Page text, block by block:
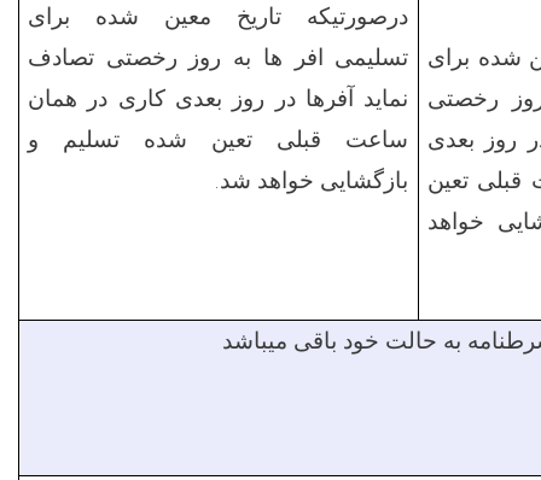
درصورتیکه تاریخ معین شده برای
تسلیمی افر ها به روز رخصتی تصادف
نماید آفرها در روز
بعدی کاری در
همان
ساعت قبلی تعین شده تسلیم و
بازگشایی خواهد شد
شده برای
رخصتی
روز
بعدی
تعین
خواهد
به حالت خود باقی میباشد